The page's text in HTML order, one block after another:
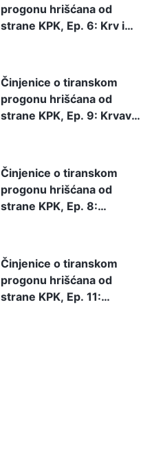
progonu hrišćana od
strane KPK, Ep. 6: Krv i
progonjena do smrti zbog
postojanosti u veri
Činjenice o tiranskom
progonu hrišćana od
strane KPK, Ep. 9: Krvavi
nadzornice ubijene
Činjenice o tiranskom
progonu hrišćana od
strane KPK, Ep. 8:
elektrošokovima 18-
godišnjeg hrišćanina
Činjenice o tiranskom
progonu hrišćana od
strane KPK, Ep. 11: